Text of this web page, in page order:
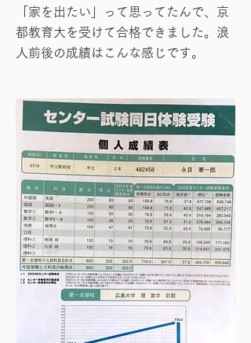
「家を出たい」って思ってたんで、京
都教育大を受けて合格できました。浪
人前後の成績はこんな感じです。